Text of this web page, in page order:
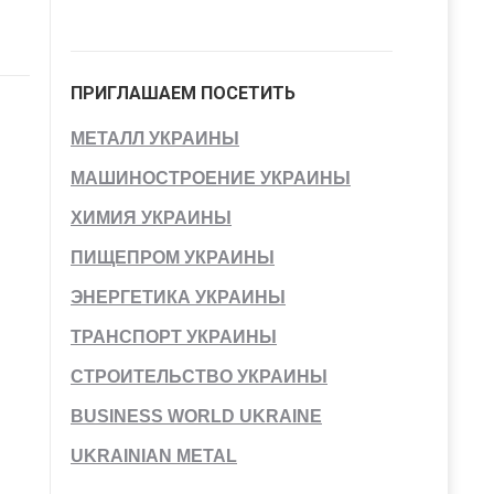
ПРИГЛАШАЕМ ПОСЕТИТЬ
МЕТАЛЛ УКРАИНЫ
МАШИНОСТРОЕНИЕ УКРАИНЫ
ХИМИЯ УКРАИНЫ
ПИЩЕПРОМ УКРАИНЫ
ЭНЕРГЕТИКА УКРАИНЫ
ТРАНСПОРТ УКРАИНЫ
СТРОИТЕЛЬСТВО УКРАИНЫ
BUSINESS WORLD UKRAINE
UKRAINIAN METAL